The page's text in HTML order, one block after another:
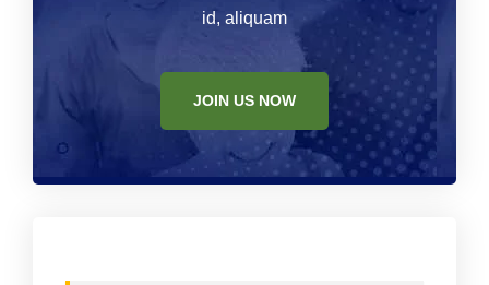
id, aliquam
JOIN US NOW